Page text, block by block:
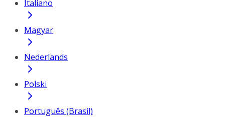
Italiano
Magyar
Nederlands
Polski
Português (Brasil)